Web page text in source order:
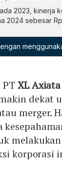
2023, kinerja
2024 sebesar
XL Axiata
dekat
merger.
korporasi